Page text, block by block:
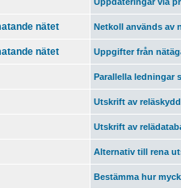
nätet Netkoll används av
nätet Uppgifter från
Parallella ledningar
Utskrift av
Utskrift av
Alternativ till rena
Bestämma hur